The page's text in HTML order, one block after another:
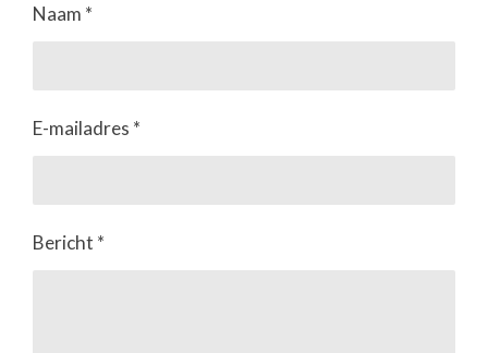
Naam *
E-mailadres *
Bericht *